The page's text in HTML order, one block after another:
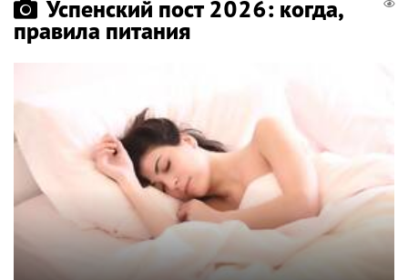
Успенский пост 2026: когда,
правила питания